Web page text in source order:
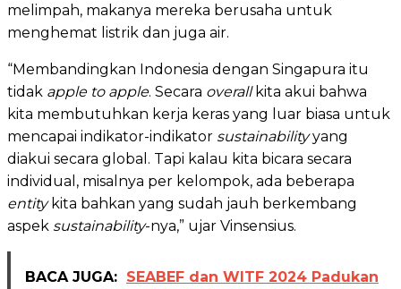
melimpah, makanya mereka berusaha untuk
menghemat listrik dan juga air.
“Membandingkan Indonesia dengan Singapura itu
tidak apple to apple. Secara overallkita akui bahwa
kita membutuhkan kerja keras yang luar biasa untuk
mencapai indikator-indikator sustainabilityyang
diakui secara global. Tapi kalau kita bicara secara
individual, misalnya per kelompok, ada beberapa
entitykita bahkan yang sudah jauh berkembang
aspek sustainability-nya,” ujar Vinsensius.
BACA JUGA: SEABEF dan WITF 2024 Padukan